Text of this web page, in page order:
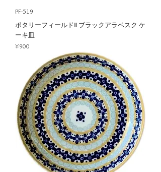
PF-519
ポタリーフィールドⅡ ブラックアラベスク ケ
ーキ皿
Price
¥900